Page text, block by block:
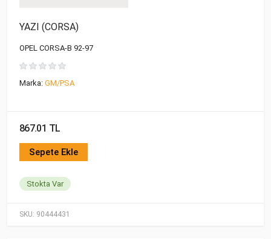
SKU: 90444431
YAZI (CORSA)
OPEL CORSA-B 92-97
Marka: GM/PSA
867.01 TL
Sepete Ekle
Stokta Var